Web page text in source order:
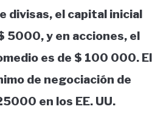
divisas, el capital inicial
5000, y en acciones, el
es de $ 100 000. El
de negociación de
en los EE. UU.